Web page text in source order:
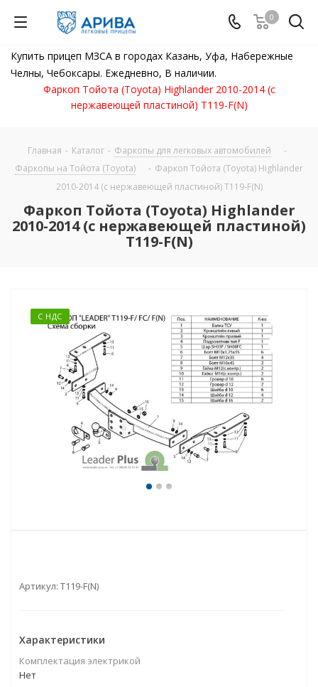
0
Купить прицеп МЗСА в городах Казань, Уфа, Набережные
Челны, Чебоксары. Ежедневно, В наличии.
Фаркоп Тойота (Toyota) Highlander 2010-2014 (с
нержавеющей пластиной) T119-F(N)
Главная - Каталог - Фаркопы для легковых автомобилей
-
Фаркопы на Тойота (Toyota)
- Фаркоп Тойота (Toyota) Highlander
2010-2014 (с нержавеющей пластиной) T119-F(N)
Фаркоп Тойота (Toyota) Highlander
2010-2014 (с нержавеющей пластиной)
T119-F(N)
С НДС
Артикул: T119-F(N)
Характеристики
Комплектация электрикой
Нет